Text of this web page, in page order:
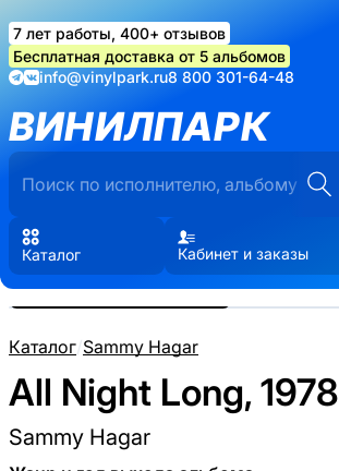
7 лет работы, 400+ отзывов
Бесплатная доставка от 5 альбомов
info@vinylpark.ru8 800 301-64-48
ВИНИЛПАРК
Каталог Кабинет и заказы
Каталог/Sammy Hagar
All Night Long, 1978
Sammy Hagar
Реальные фото пластинки.
Нажмите, чтобы увеличить